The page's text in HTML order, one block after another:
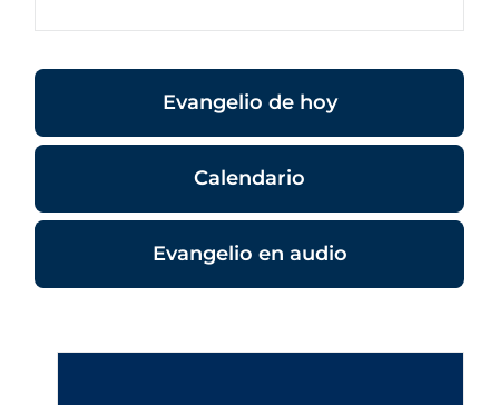
Evangelio de hoy
Calendario
Evangelio en audio